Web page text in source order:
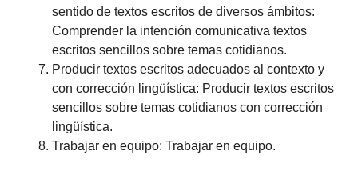
sentido de textos escritos de diversos ámbitos:
Comprender la intención comunicativa textos
escritos sencillos sobre temas cotidianos.
Producir textos escritos adecuados al contexto y
con corrección lingüística: Producir textos escritos
sencillos sobre temas cotidianos con corrección
lingüística.
Trabajar en equipo: Trabajar en equipo.